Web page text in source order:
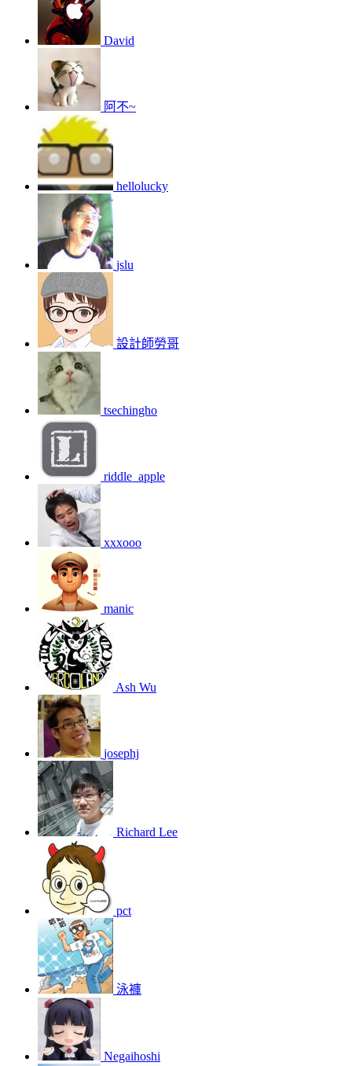
David
阿不~
hellolucky
jslu
設計師勞哥
tsechingho
riddle_apple
xxxooo
manic
Ash Wu
josephj
Richard Lee
pct
泳褲
Negaihoshi